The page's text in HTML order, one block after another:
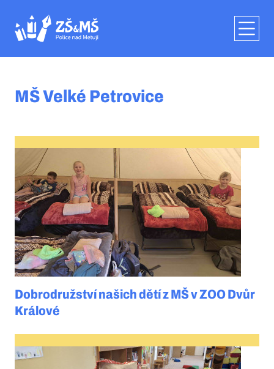
MŠ Velké Petrovice
Dobrodružství našich dětí z MŠ v ZOO Dvůr
Králové